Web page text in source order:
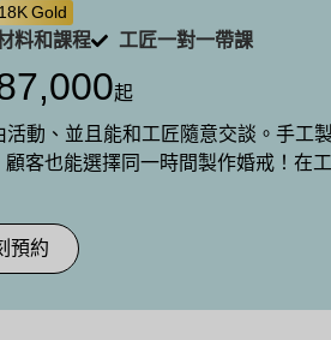
Gold
料和課程 工匠一對一帶課
起
動、並且能和工匠隨意交談。手工
客也能選擇同一時間製作婚戒！在
預約